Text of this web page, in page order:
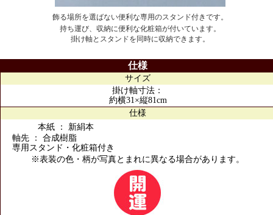
飾る場所を選ばない便利な専用のスタンド付きです。
持ち運び、収納に便利な化粧箱が付いています。
掛け軸とスタンドを同時に収納できます。
仕様
サイズ
掛け軸寸法：
約横31×縦81cm
仕様
本紙 ： 新絹本
軸先 ： 合成樹脂
専用スタンド・化粧箱付き
※表装の色・柄が写真とまれに異なる場合があります。